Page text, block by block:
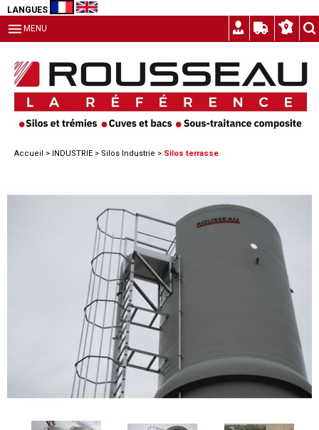
LANGUES
MENU
Accueil > INDUSTRIE > Silos Industrie > Silos terrasse